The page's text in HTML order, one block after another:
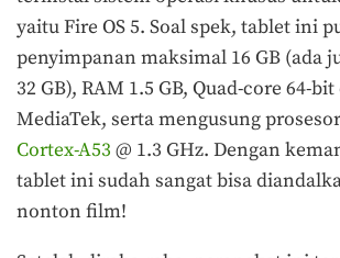
yaitu Fire OS 5. Soal spek, tablet ini
penyimpanan maksimal 16 GB (ada
32 GB), RAM 1.5 GB, Quad-core 64-
MediaTek, serta mengusung
Cortex-A53 @ 1.3 GHz. Dengan
tablet ini sudah sangat bisa
nonton film!